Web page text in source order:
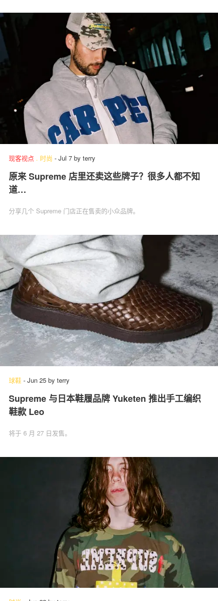
现客视点 . 时尚 - Jul 7 by terry
原来 Supreme 店里还卖这些牌子？很多人都不知
道…
分享几个 Supreme 门店正在售卖的小众品牌。
球鞋 - Jun 25 by terry
Supreme 与日本鞋履品牌 Yuketen 推出手工编织
鞋款 Leo
将于 6 月 27 日发售。